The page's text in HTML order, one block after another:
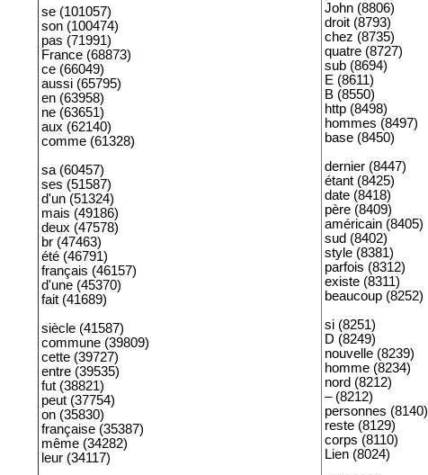
se (101057)
son (100474)
pas (71991)
France (68873)
ce (66049)
aussi (65795)
en (63958)
ne (63651)
aux (62140)
comme (61328)
sa (60457)
ses (51587)
d'un (51324)
mais (49186)
deux (47578)
br (47463)
été (46791)
français (46157)
d'une (45370)
fait (41689)
siècle (41587)
commune (39809)
cette (39727)
entre (39535)
fut (38821)
peut (37754)
on (35830)
française (35387)
même (34282)
leur (34117)
John (8806)
droit (8793)
chez (8735)
quatre (8727)
sub (8694)
E (8611)
B (8550)
http (8498)
hommes (8497)
base (8450)
dernier (8447)
étant (8425)
date (8418)
père (8409)
américain (8405)
sud (8402)
style (8381)
parfois (8312)
existe (8311)
beaucoup (8252)
si (8251)
D (8249)
nouvelle (8239)
homme (8234)
nord (8212)
– (8212)
personnes (8140)
reste (8129)
corps (8110)
Lien (8024)